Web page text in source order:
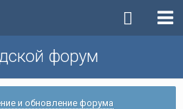
форум
и обновление форума